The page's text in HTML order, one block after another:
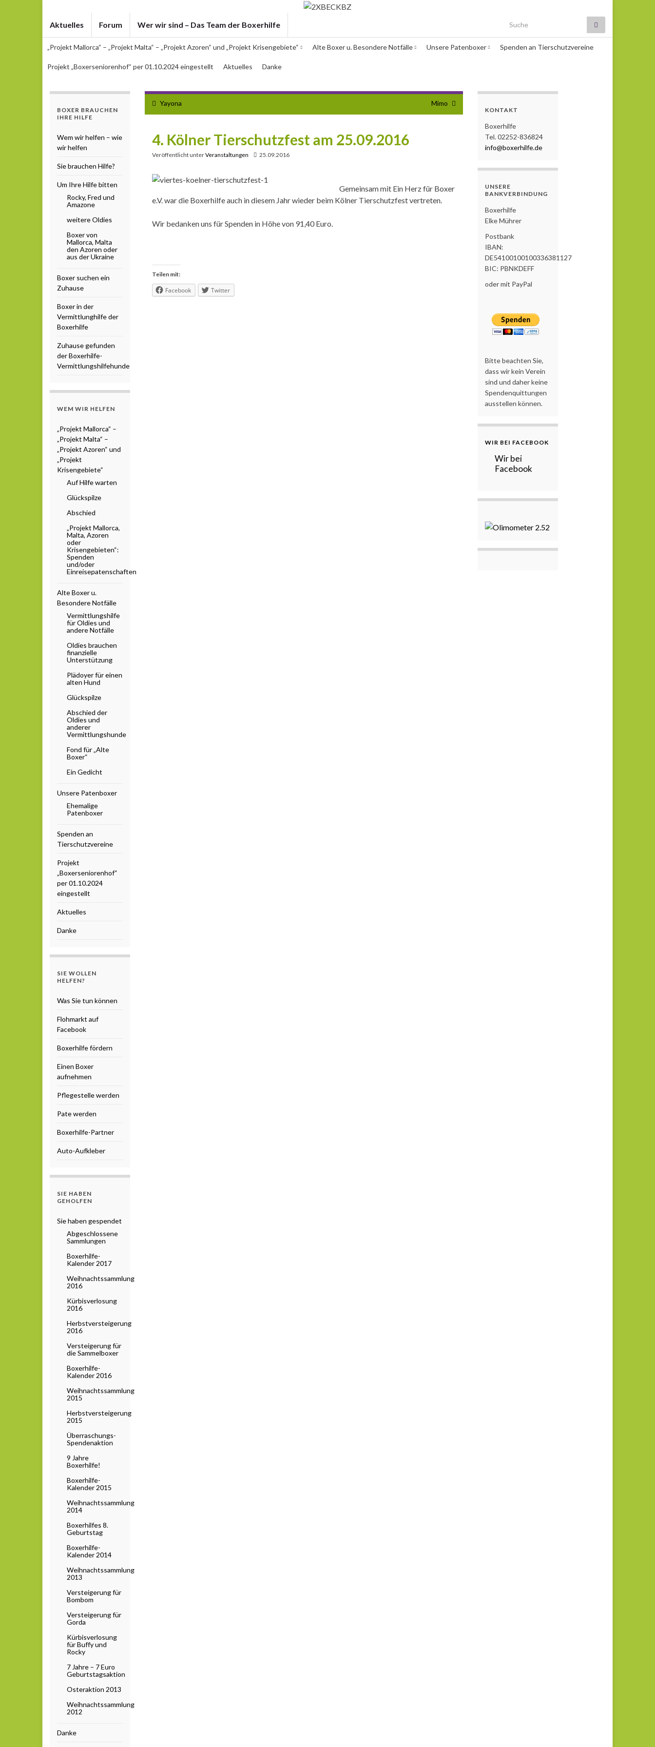
Aktuelles Forum Wer wir sind – Das Team der Boxerhilfe Search for:
„Projekt Mallorca“ – „Projekt Malta“ – „Projekt Azoren“ und „Projekt Krisengebiete“ Alte Boxer u. Besondere Notfälle Unsere Patenboxer Spenden an Tierschutzvereine
Projekt „Boxerseniorenhof“ per 01.10.2024 eingestellt Aktuelles Danke
Yayona Mimo
4. Kölner Tierschutzfest am 25.09.2016
Veröffentlicht unterVeranstaltungen 25.09.2016
Gemeinsam mit Ein Herz für Boxer
e.V. war die Boxerhilfe auch in diesem Jahr wieder beim Kölner Tierschutzfest vertreten.
Wir bedanken uns für Spenden in Höhe von 91,40 Euro.
Teilen mit:
Facebook Twitter
BOXER BRAUCHEN
IHRE HILFE
Wem wir helfen – wie
wir helfen
Sie brauchen Hilfe?
Um Ihre Hilfe bitten
Rocky, Fred und
Amazone
weitere Oldies
Boxer von
Mallorca, Malta
den Azoren oder
aus der Ukraine
Boxer suchen ein
Zuhause
Boxer in der
Vermittlunghilfe der
Boxerhilfe
Zuhause gefunden
der Boxerhilfe-
Vermittlungshilfehunde
WEM WIR HELFEN
„Projekt Mallorca“ –
„Projekt Malta“ –
„Projekt Azoren“ und
„Projekt
Krisengebiete“
Auf Hilfe warten
Glückspilze
Abschied
„Projekt Mallorca,
Malta, Azoren
oder
Krisengebieten“:
Spenden
und/oder
Einreisepatenschaften
Alte Boxer u.
Besondere Notfälle
Vermittlungshilfe
für Oldies und
andere Notfälle
Oldies brauchen
finanzielle
Unterstützung
Plädoyer für einen
alten Hund
Glückspilze
Abschied der
Oldies und
anderer
Vermittlungshunde
Fond für „Alte
Boxer“
Ein Gedicht
Unsere Patenboxer
Ehemalige
Patenboxer
Spenden an
Tierschutzvereine
Projekt
„Boxerseniorenhof“
per 01.10.2024
eingestellt
Aktuelles
Danke
SIE WOLLEN
HELFEN?
Was Sie tun können
Flohmarkt auf
Facebook
Boxerhilfe fördern
Einen Boxer
aufnehmen
Pflegestelle werden
Pate werden
Boxerhilfe-Partner
Auto-Aufkleber
SIE HABEN
GEHOLFEN
Sie haben gespendet
Abgeschlossene
Sammlungen
Boxerhilfe-
Kalender 2017
Weihnachtssammlung
2016
Kürbisverlosung
2016
Herbstversteigerung
2016
Versteigerung für
die Sammelboxer
Boxerhilfe-
Kalender 2016
Weihnachtssammlung
2015
Herbstversteigerung
2015
Überraschungs-
Spendenaktion
9 Jahre
Boxerhilfe!
Boxerhilfe-
Kalender 2015
Weihnachtssammlung
2014
Boxerhilfes 8.
Geburtstag
Boxerhilfe-
Kalender 2014
Weihnachtssammlung
2013
Versteigerung für
Bombom
Versteigerung für
Gorda
Kürbisverlosung
für Buffy und
Rocky
7 Jahre – 7 Euro
Geburtstagsaktion
Osteraktion 2013
Weihnachtssammlung
2012
Danke
KONTAKT
Boxerhilfe
Tel. 02252-836824
info@boxerhilfe.de
UNSERE
BANKVERBINDUNG
Boxerhilfe
Elke Mührer
Postbank
IBAN:
DE54100100100336381127
BIC: PBNKDEFF
oder mit PayPal
Bitte beachten Sie,
dass wir kein Verein
sind und daher keine
Spendenquittungen
ausstellen können.
WIR BEI FACEBOOK
Wir bei
Facebook